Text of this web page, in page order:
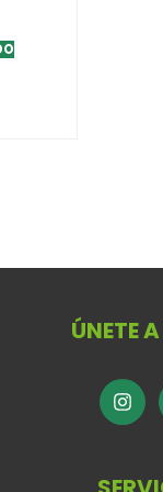
ÚNETE